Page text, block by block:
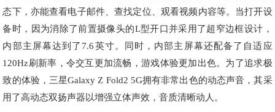
态下，亦能查看电子邮件、查找定位、观看视频内容等。当打开设
备时，因为消除了前置摄像头的L型开口并采用了超窄边框设计，
内部主屏幕达到了7.6英寸。同时，内部主屏幕还配备了自适应
120Hz刷新率，令交互更加流畅，游戏体验更加出色。为了追求极
致的体验，三星Galaxy Z Fold2 5G拥有非常出色的动态声音，其采
用了高动态双扬声器以增强立体声效，音质清晰动人。